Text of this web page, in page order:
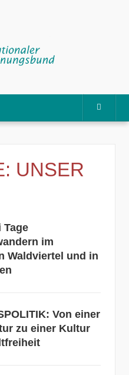
UNSER
Tage
im
Waldviertel und in
Von einer
zu einer Kultur